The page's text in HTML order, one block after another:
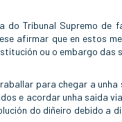
do Tribunal Supremo de
afirmar que en estos
ou o embargo das
para chegar a
e acordar unha saida
do diñeiro debido